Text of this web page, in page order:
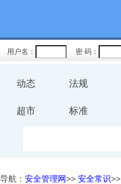
用户名： 密 码：
动态 法规
超市 标准
导航： 安全管理网>> 安全常识>>